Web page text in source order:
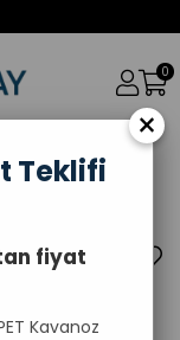
0
Toptan
×
Teklifi
fiyat
Kavanoz